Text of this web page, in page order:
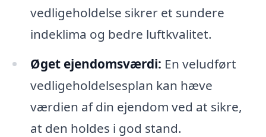
vedligeholdelse sikrer et sundere
indeklima og bedre luftkvalitet.
Øget ejendomsværdi: En veludført
vedligeholdelsesplan kan hæve
værdien af din ejendom ved at sikre,
at den holdes i god stand.